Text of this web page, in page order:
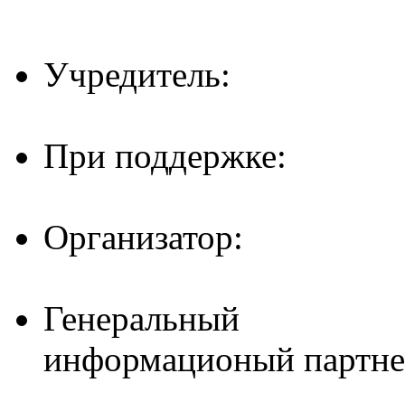
Учредитель:
При поддержке:
Организатор:
Генеральный
информационый